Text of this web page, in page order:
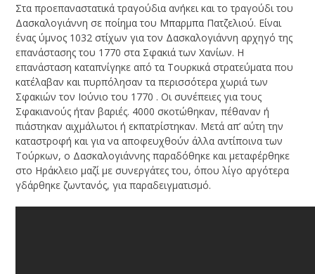
Στα προεπαναστατικά τραγούδια ανήκει και το τραγούδι του
Δασκαλογιάννη σε ποίημα του Μπαρμπα Πατζελιού. Είναι
ένας ύμνος 1032 στίχων για τον Δασκαλογιάννη αρχηγό της
επανάστασης του 1770 στα Σφακιά των Χανίων. Η
επανάσταση καταπνίγηκε από τα Τουρκικά στρατεύματα που
κατέλαβαν και πυρπόλησαν τα περισσότερα χωριά των
Σφακιών τον Ιούνιο του 1770 . Οι συνέπειες για τους
Σφακιανούς ήταν βαριές. 4000 σκοτώθηκαν, πέθαναν ή
πιάστηκαν αιχμάλωτοι ή εκπατρίστηκαν. Μετά απ’ αύτη την
καταστροφή και για να αποφευχθούν άλλα αντίποινα των
Τούρκων, ο Δασκαλογιάννης παραδόθηκε και μεταφέρθηκε
στο Ηράκλειο μαζί με συνεργάτες του, όπου λίγο αργότερα
γδάρθηκε ζωντανός, για παραδειγματισμό.